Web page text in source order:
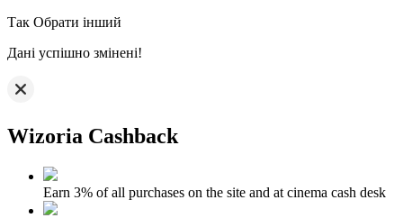
Так Обрати інший
Дані успішно змінені!
Wizoria Cashback
Earn 3% of all purchases on the site and at cinema cash desk